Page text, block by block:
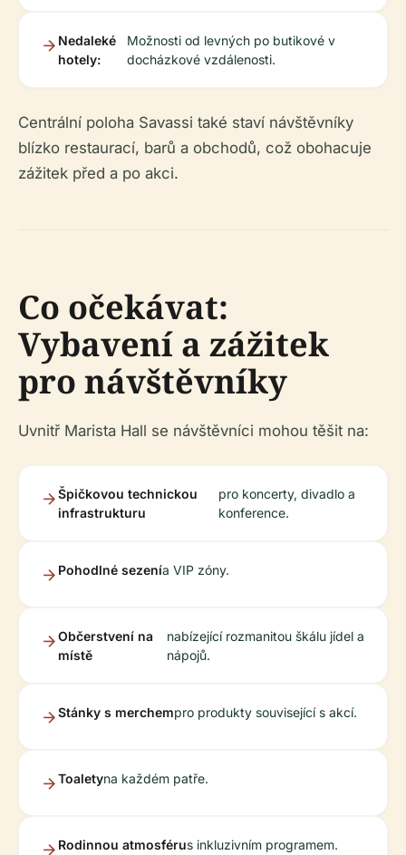
Nedaleké
hotely:
Možnosti od levných po butikové v
docházkové vzdálenosti.
Centrální poloha Savassi také staví návštěvníky
blízko restaurací, barů a obchodů, což obohacuje
zážitek před a po akci.
Co očekávat:
Vybavení a zážitek
pro návštěvníky
Uvnitř Marista Hall se návštěvníci mohou těšit na:
Špičkovou technickou
infrastrukturu
pro koncerty, divadlo a
konference.
Pohodlné sezenía VIP zóny.
Občerstvení na
místě
nabízející rozmanitou škálu jídel a
nápojů.
Stánky s merchempro produkty související s akcí.
Toaletyna každém patře.
Rodinnou atmosférus inkluzivním programem.